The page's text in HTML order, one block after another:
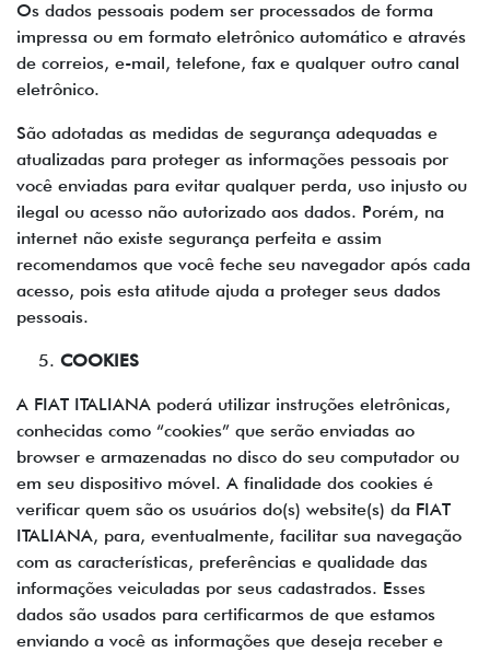
Os dados pessoais podem ser processados de forma
impressa ou em formato eletrônico automático e através
de correios, e-mail, telefone, fax e qualquer outro canal
eletrônico.
São adotadas as medidas de segurança adequadas e
atualizadas para proteger as informações pessoais por
você enviadas para evitar qualquer perda, uso injusto ou
ilegal ou acesso não autorizado aos dados. Porém, na
internet não existe segurança perfeita e assim
recomendamos que você feche seu navegador após cada
acesso, pois esta atitude ajuda a proteger seus dados
pessoais.
COOKIES
A FIAT ITALIANA poderá utilizar instruções eletrônicas,
conhecidas como “cookies” que serão enviadas ao
browser e armazenadas no disco do seu computador ou
em seu dispositivo móvel. A finalidade dos cookies é
verificar quem são os usuários do(s) website(s) da FIAT
ITALIANA, para, eventualmente, facilitar sua navegação
com as características, preferências e qualidade das
informações veiculadas por seus cadastrados. Esses
dados são usados para certificarmos de que estamos
enviando a você as informações que deseja receber e